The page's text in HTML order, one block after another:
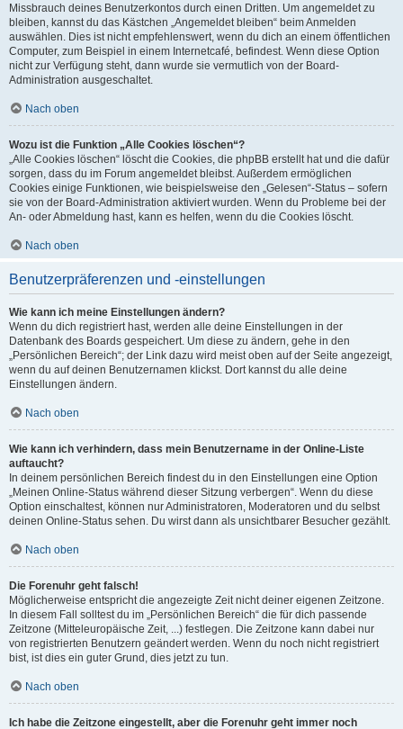
Missbrauch deines Benutzerkontos durch einen Dritten. Um angemeldet zu
bleiben, kannst du das Kästchen „Angemeldet bleiben“ beim Anmelden
auswählen. Dies ist nicht empfehlenswert, wenn du dich an einem öffentlichen
Computer, zum Beispiel in einem Internetcafé, befindest. Wenn diese Option
nicht zur Verfügung steht, dann wurde sie vermutlich von der Board-
Administration ausgeschaltet.
Nach oben
Wozu ist die Funktion „Alle Cookies löschen“?
„Alle Cookies löschen“ löscht die Cookies, die phpBB erstellt hat und die dafür
sorgen, dass du im Forum angemeldet bleibst. Außerdem ermöglichen
Cookies einige Funktionen, wie beispielsweise den „Gelesen“-Status – sofern
sie von der Board-Administration aktiviert wurden. Wenn du Probleme bei der
An- oder Abmeldung hast, kann es helfen, wenn du die Cookies löscht.
Nach oben
Benutzerpräferenzen und -einstellungen
Wie kann ich meine Einstellungen ändern?
Wenn du dich registriert hast, werden alle deine Einstellungen in der
Datenbank des Boards gespeichert. Um diese zu ändern, gehe in den
„Persönlichen Bereich“; der Link dazu wird meist oben auf der Seite angezeigt,
wenn du auf deinen Benutzernamen klickst. Dort kannst du alle deine
Einstellungen ändern.
Nach oben
Wie kann ich verhindern, dass mein Benutzername in der Online-Liste
auftaucht?
In deinem persönlichen Bereich findest du in den Einstellungen eine Option
„Meinen Online-Status während dieser Sitzung verbergen“. Wenn du diese
Option einschaltest, können nur Administratoren, Moderatoren und du selbst
deinen Online-Status sehen. Du wirst dann als unsichtbarer Besucher gezählt.
Nach oben
Die Forenuhr geht falsch!
Möglicherweise entspricht die angezeigte Zeit nicht deiner eigenen Zeitzone.
In diesem Fall solltest du im „Persönlichen Bereich“ die für dich passende
Zeitzone (Mitteleuropäische Zeit, ...) festlegen. Die Zeitzone kann dabei nur
von registrierten Benutzern geändert werden. Wenn du noch nicht registriert
bist, ist dies ein guter Grund, dies jetzt zu tun.
Nach oben
Ich habe die Zeitzone eingestellt, aber die Forenuhr geht immer noch